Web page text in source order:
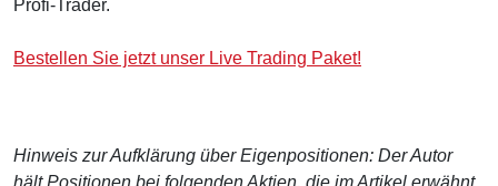
Profi-Trader.
Bestellen Sie jetzt unser Live Trading Paket!
Hinweis zur Aufklärung über Eigenpositionen: Der Autor
hält Positionen bei folgenden Aktien, die im Artikel erwähnt